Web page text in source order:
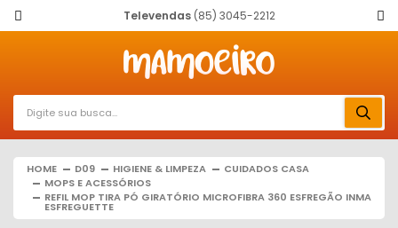
Televendas(85) 3045-2212
HOME D09 HIGIENE & LIMPEZA
CUIDADOS CASA
MOPS E ACESSÓRIOS
REFIL MOP TIRA PÓ GIRATÓRIO MICROFIBRA 360 ESFREGÃO INMA
ESFREGUETTE